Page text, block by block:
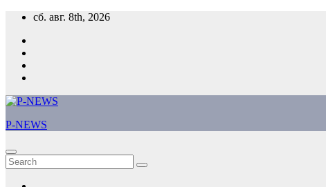
Skip
content
сб. авг. 8th, 2026
P-NEWS